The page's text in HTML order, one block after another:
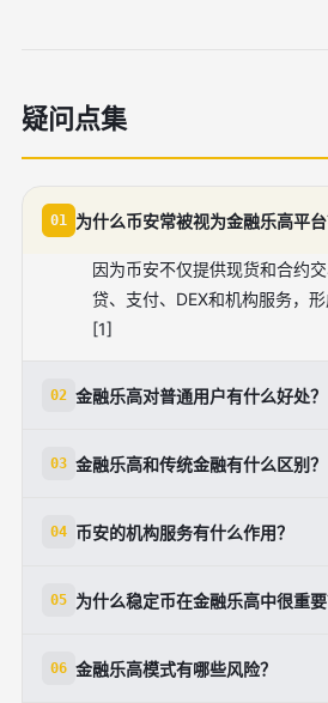
疑问点集
01 为什么币安常被视为金融乐高平台
因为币安不仅提供现货和合约
贷、支付、DEX和机构服务，形
[1]
02 金融乐高对普通用户有什么好处？
支付，减少平台切换和操作成本
03 金融乐高和传统金融有什么区别？
过智能合约把功能模块化，组合
04 币安的机构服务有什么作用？
OTC和API等服务，方便做市和
05 为什么稳定币在金融乐高中很重要
接交易、借贷和支付的重要基
06 金融乐高模式有哪些风险？